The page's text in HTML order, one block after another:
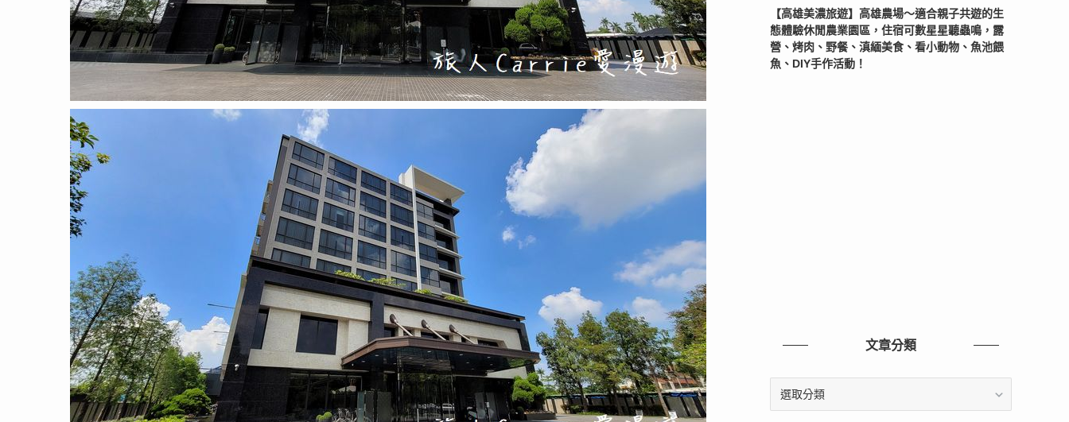
【高雄美濃旅遊】高雄農場〜適合親子共遊的生
態體驗休閒農業園區，住宿可數星星聽蟲鳴，露
營、烤肉、野餐、滇緬美食、看小動物、魚池餵
魚、DIY手作活動！
文章分類